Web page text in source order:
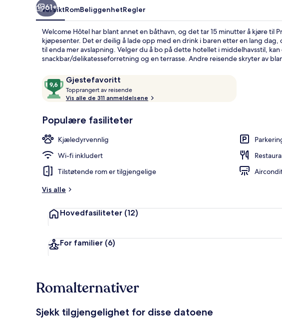
61+
OversiktRomBeliggenhetRegler
Welcome Hôtel har blant annet en båthavn, og det tar 15 minutter å kjøre til
kjøpesenter. Det er deilig å lade opp med en drink i baren etter en lang
til enda mer avslapning. Velger du å bo på dette hotellet i middelhavsstil,
snackbar/delikatesseforretning og en terrasse. Andre reisende skryter av
AnmeldelserGjestefavoritt
9,6
av
10,
Topprangert av reisende
o
r
v
e
Vis alle de 311 anmeldelsene
Populære fasiliteter
Kjæledyrvennlig
Wi-fi inkludert
Tilstøtende rom er tilgjengelige
Vis alle
Hovedfasiliteter (12)
For familier (6)
Romalternativer
Sjekk tilgjengelighet for disse datoene